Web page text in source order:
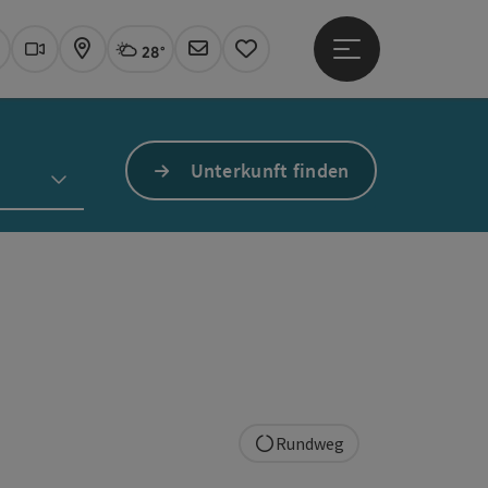
Webcams
KarteAktuelles Wetter Linz, wolkig
28°
Newsletter
Merkzettel
Hauptmenü öffnen
Unterkunft finden
Rundweg